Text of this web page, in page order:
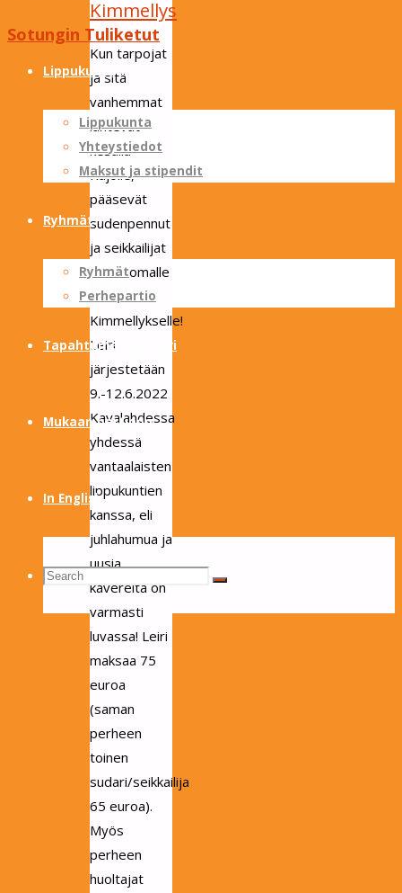
Sotungin Tuliketut
Skip
Lippukunta
Lippukunta
Yhteystiedot
Maksut ja stipendit
Ryhmät
Ryhmät
Perhepartio
Tapahtumakalenteri
Mukaan partioon
In English
Search
Search
Search
Kimmellys
Kun tarpojat
ja sitä
vanhemmat
lähtevät
kesällä
Kajolle,
pääsevät
sudenpennut
ja seikkailijat
ihan ikiomalle
leirille,
Kimmellykselle!
Leiri
järjestetään
9.-12.6.2022
Kavalahdessa
yhdessä
vantaalaisten
lippukuntien
kanssa, eli
juhlahumua ja
uusia
kavereita on
varmasti
luvassa! Leiri
maksaa 75
euroa
(saman
perheen
toinen
sudari/seikkailija
65 euroa).
Myös
perheen
huoltajat